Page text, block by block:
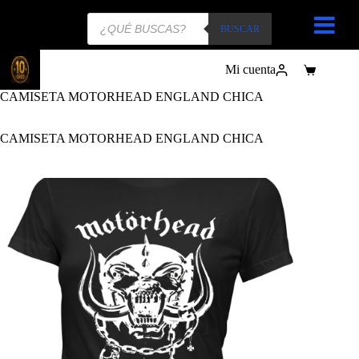
Búsqueda
BUSCAR
Mi cuenta
Carro
CAMISETA MOTORHEAD ENGLAND CHICA
CAMISETA MOTORHEAD ENGLAND CHICA